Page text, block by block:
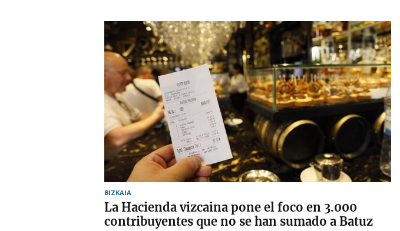
BIZKAIA
La Hacienda vizcaina pone el foco en 3.000
contribuyentes que no se han sumado a Batuz